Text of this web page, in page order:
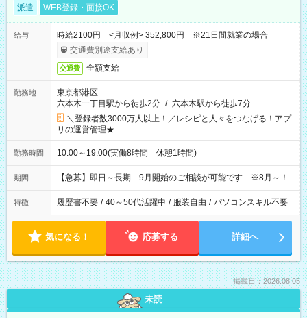
派遣 WEB登録・面接OK
給与
時給2100円 <月収例> 352,800円 ※21日間就業の場合
交通費別途支給あり
交通費 全額支給
勤務地
東京都港区
六本木一丁目駅から徒歩2分 / 六本木駅から徒歩7分
＼登録者数3000万人以上！／レシピと人々をつなげる！アプ
リの運営管理★
勤務時間 10:00～19:00(実働8時間 休憩1時間)
期間 【急募】即日～長期 9月開始のご相談が可能です ※8月～！
特徴 履歴書不要 / 40～50代活躍中 / 服装自由 / パソコンスキル不要
気になる！ 応募する 詳細へ
掲載日：2026.08.05
未読